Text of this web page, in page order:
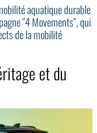
aquatique durable
"4 Movements", qui
de la mobilité
et du